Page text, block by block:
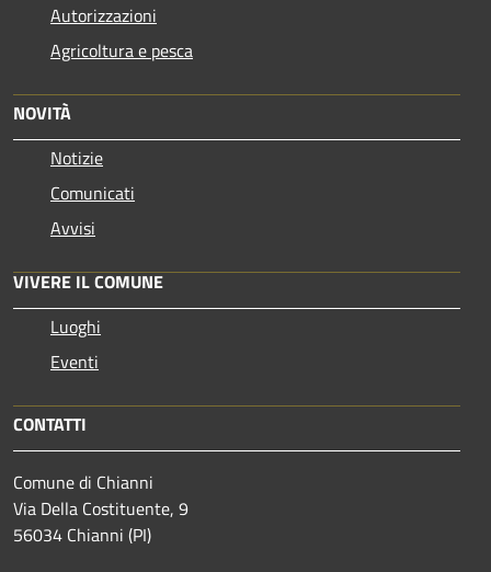
Autorizzazioni
Agricoltura e pesca
NOVITÀ
Notizie
Comunicati
Avvisi
VIVERE IL COMUNE
Luoghi
Eventi
CONTATTI
Comune di Chianni
Via Della Costituente, 9
56034 Chianni (PI)